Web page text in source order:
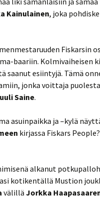
Kainulainen, joka
Fiskarsin
baariin. Kolmivaiheisen
esiintyjä. Tämä
jonka voittaja
Saine.
asuinpaikka ja –kylä
kirjassa Fiskars
alkanut
kotikentällä Mustion
välillä Jorkka